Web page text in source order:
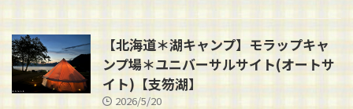
【北海道＊湖キャンプ】モラップキャ
ンプ場＊ユニバーサルサイト(オートサ
イト)【支笏湖】
2026/5/20